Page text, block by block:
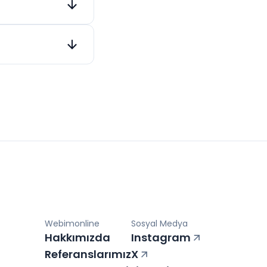
Webimonline
Hakkımızda
Referanslarımız
Sosyal Medya
Instagram
X